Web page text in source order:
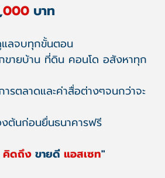
000 บาท
แลจบทุกขั้นตอน
ขายบ้าน ที่ดิน คอนโด อสังหาทุก
รตลาดและค่าสื่อต่างๆจนกว่าจะ
งต้นก่อนยื่นธนาคารฟรี
คิดถึง ขายดี แอสเซท"